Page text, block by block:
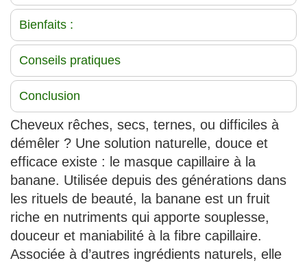
Bienfaits :
Conseils pratiques
Conclusion
Cheveux rêches, secs, ternes, ou difficiles à
démêler ? Une solution naturelle, douce et
efficace existe : le masque capillaire à la
banane. Utilisée depuis des générations dans
les rituels de beauté, la banane est un fruit
riche en nutriments qui apporte souplesse,
douceur et maniabilité à la fibre capillaire.
Associée à d’autres ingrédients naturels, elle